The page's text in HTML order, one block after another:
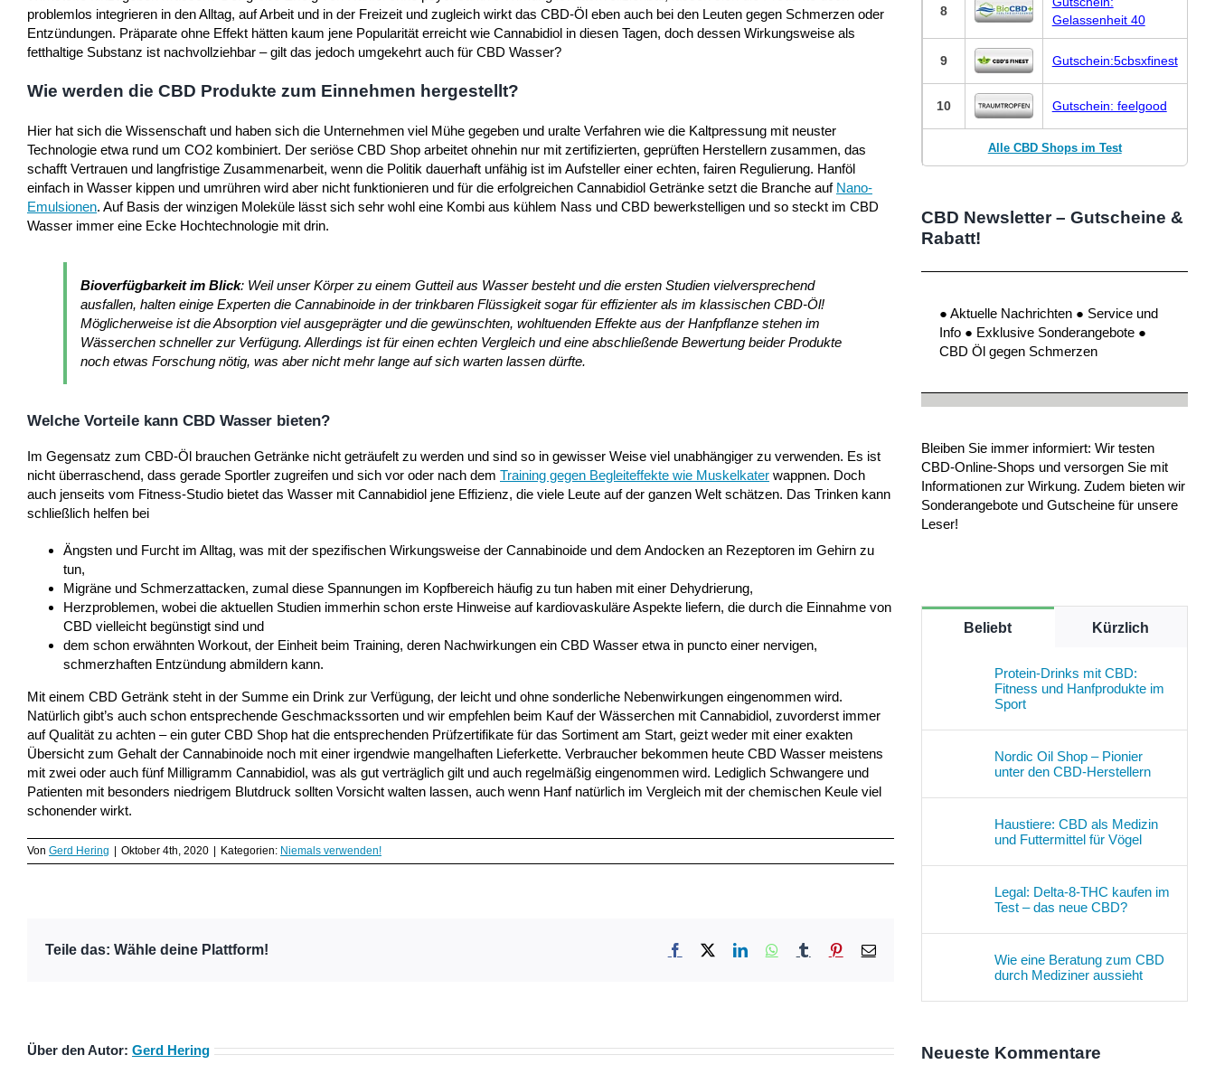
problemlos integrieren in den Alltag, auf Arbeit und in der Freizeit und zugleich wirkt das CBD-Öl eben auch bei den Leuten gegen Schmerzen oder
Entzündungen. Präparate ohne Effekt hätten kaum jene Popularität erreicht wie Cannabidiol in diesen Tagen, doch dessen Wirkungsweise als
fetthaltige Substanz ist nachvollziehbar – gilt das jedoch umgekehrt auch für CBD Wasser?
Wie werden die CBD Produkte zum Einnehmen hergestellt?
Hier hat sich die Wissenschaft und haben sich die Unternehmen viel Mühe gegeben und uralte Verfahren wie die Kaltpressung mit neuster
Technologie etwa rund um CO2 kombiniert. Der seriöse CBD Shop arbeitet ohnehin nur mit zertifizierten, geprüften Herstellern zusammen, das
schafft Vertrauen und langfristige Zusammenarbeit, wenn die Politik dauerhaft unfähig ist im Aufsteller einer echten, fairen Regulierung. Hanföl
einfach in Wasser kippen und umrühren wird aber nicht funktionieren und für die erfolgreichen Cannabidiol Getränke setzt die Branche auf Nano-
Emulsionen. Auf Basis der winzigen Moleküle lässt sich sehr wohl eine Kombi aus kühlem Nass und CBD bewerkstelligen und so steckt im CBD
Wasser immer eine Ecke Hochtechnologie mit drin.
Bioverfügbarkeit im Blick: Weil unser Körper zu einem Gutteil aus Wasser besteht und die ersten Studien vielversprechend
ausfallen, halten einige Experten die Cannabinoide in der trinkbaren Flüssigkeit sogar für effizienter als im klassischen CBD-Öl!
Möglicherweise ist die Absorption viel ausgeprägter und die gewünschten, wohltuenden Effekte aus der Hanfpflanze stehen im
Wässerchen schneller zur Verfügung. Allerdings ist für einen echten Vergleich und eine abschließende Bewertung beider Produkte
noch etwas Forschung nötig, was aber nicht mehr lange auf sich warten lassen dürfte.
Welche Vorteile kann CBD Wasser bieten?
Im Gegensatz zum CBD-Öl brauchen Getränke nicht geträufelt zu werden und sind so in gewisser Weise viel unabhängiger zu verwenden. Es ist
nicht überraschend, dass gerade Sportler zugreifen und sich vor oder nach dem Training gegen Begleiteffekte wie Muskelkater wappnen. Doch
auch jenseits vom Fitness-Studio bietet das Wasser mit Cannabidiol jene Effizienz, die viele Leute auf der ganzen Welt schätzen. Das Trinken kann
schließlich helfen bei
Ängsten und Furcht im Alltag, was mit der spezifischen Wirkungsweise der Cannabinoide und dem Andocken an Rezeptoren im Gehirn zu
tun,
Migräne und Schmerzattacken, zumal diese Spannungen im Kopfbereich häufig zu tun haben mit einer Dehydrierung,
Herzproblemen, wobei die aktuellen Studien immerhin schon erste Hinweise auf kardiovaskuläre Aspekte liefern, die durch die Einnahme von
CBD vielleicht begünstigt sind und
dem schon erwähnten Workout, der Einheit beim Training, deren Nachwirkungen ein CBD Wasser etwa in puncto einer nervigen,
schmerzhaften Entzündung abmildern kann.
Mit einem CBD Getränk steht in der Summe ein Drink zur Verfügung, der leicht und ohne sonderliche Nebenwirkungen eingenommen wird.
Natürlich gibt’s auch schon entsprechende Geschmackssorten und wir empfehlen beim Kauf der Wässerchen mit Cannabidiol, zuvorderst immer
auf Qualität zu achten – ein guter CBD Shop hat die entsprechenden Prüfzertifikate für das Sortiment am Start, geizt weder mit einer exakten
Übersicht zum Gehalt der Cannabinoide noch mit einer irgendwie mangelhaften Lieferkette. Verbraucher bekommen heute CBD Wasser meistens
mit zwei oder auch fünf Milligramm Cannabidiol, was als gut verträglich gilt und auch regelmäßig eingenommen wird. Lediglich Schwangere und
Patienten mit besonders niedrigem Blutdruck sollten Vorsicht walten lassen, auch wenn Hanf natürlich im Vergleich mit der chemischen Keule viel
schonender wirkt.
Von Gerd Hering | Oktober 4th, 2020 | Kategorien: Niemals verwenden!
Teile das: Wähle deine Plattform! Facebook
X LinkedInWhatsApp
TumblrPinterest
E-
Über den Autor: Gerd Hering
8
Gelassenheit 40
9 Gutschein:5cbsxfinest
10 Gutschein: feelgood
Alle CBD Shops im Test
CBD Newsletter – Gutscheine &
Rabatt!
● Aktuelle Nachrichten ● Service und
Info ● Exklusive Sonderangebote ●
CBD Öl gegen Schmerzen
Bleiben Sie immer informiert: Wir testen
CBD-Online-Shops und versorgen Sie mit
Informationen zur Wirkung. Zudem bieten wir
Sonderangebote und Gutscheine für unsere
Leser!
Beliebt Kürzlich
Protein-Drinks mit CBD:
Fitness und Hanfprodukte im
Sport
Nordic Oil Shop – Pionier
unter den CBD-Herstellern
Haustiere: CBD als Medizin
und Futtermittel für Vögel
Legal: Delta-8-THC kaufen im
Test – das neue CBD?
Wie eine Beratung zum CBD
durch Mediziner aussieht
Neueste Kommentare